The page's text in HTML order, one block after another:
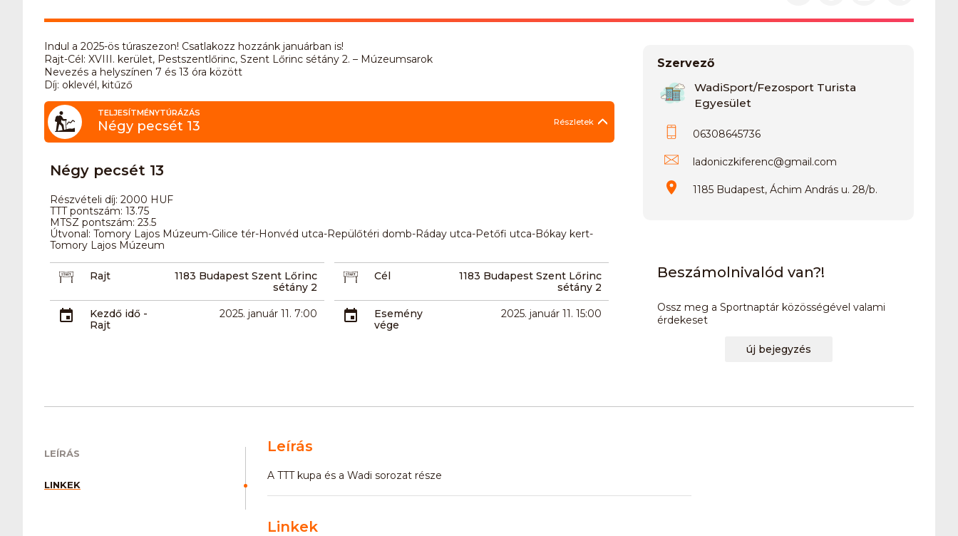
Indul a 2025-ös túraszezon! Csatlakozz hozzánk januárban is!
Rajt-Cél: XVIII. kerület, Pestszentlőrinc, Szent Lőrinc sétány 2. – Múzeumsarok
Nevezés a helyszínen 7 és 13 óra között
Díj: oklevél, kitűző
TELJESÍTMÉNYTÚRÁZÁS
Négy pecsét 13 Részletek
Négy pecsét 13
Részvételi díj: 2000 HUF
TTT pontszám: 13.75
MTSZ pontszám: 23.5
Útvonal: Tomory Lajos Múzeum-Gilice tér-Honvéd utca-Repülőtéri domb-Ráday utca-Petőfi utca-Bókay kert-
Tomory Lajos Múzeum
Rajt
1183 Budapest Szent Lőrinc
sétány 2
Cél
1183 Budapest Szent Lőrinc
sétány 2
Kezdő idő -
Rajt
2025. január 11. 7:00
Esemény
vége
2025. január 11. 15:00
Szervező
WadiSport/Fezosport Turista
Egyesület
06308645736
ladoniczkiferenc@gmail.com
1185 Budapest, Áchim András u. 28/b.
Beszámolnivalód van?!
Ossz meg a Sportnaptár közösségével valami
érdekeset
új bejegyzés
LEÍRÁS
LINKEK
Leírás
A TTT kupa és a Wadi sorozat része
Linkek